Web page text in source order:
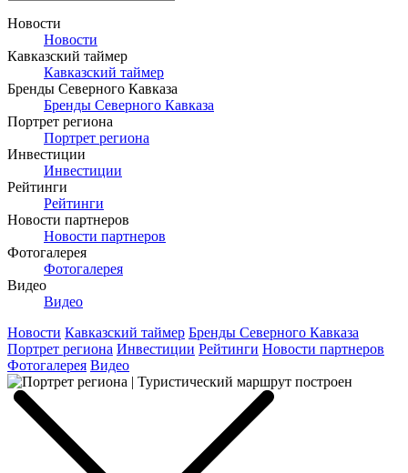
Новости
Новости
Кавказский таймер
Кавказский таймер
Бренды Северного Кавказа
Бренды Северного Кавказа
Портрет региона
Портрет региона
Инвестиции
Инвестиции
Рейтинги
Рейтинги
Новости партнеров
Новости партнеров
Фотогалерея
Фотогалерея
Видео
Видео
Новости Кавказский таймер Бренды Северного Кавказа
Портрет региона Инвестиции Рейтинги Новости партнеров
Фотогалерея Видео